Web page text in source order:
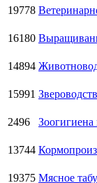
19778
16180
14894
15991
2496 Зоогигиена
13744
19375 Мясное